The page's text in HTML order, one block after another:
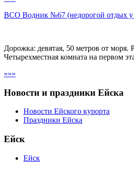
ВСО Водник №67 (недорогой отдых у
Дорожка: девятая, 50 метров от моря.
Четырехместная комната на первом
»»»
Новости и праздники Ейска
Новости Ейского курорта
Праздники Ейска
Ейск
Ейск